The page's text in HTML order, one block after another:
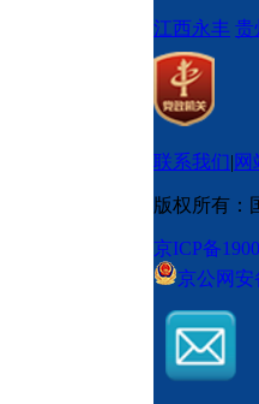
江西永丰 贵
联系我们|网
版权所有：
京ICP备
京公网安